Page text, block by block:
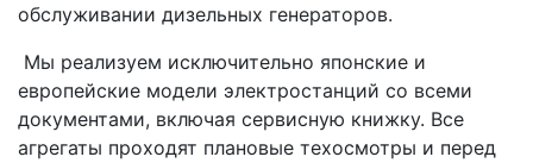
обслуживании дизельных генераторов.
Мы реализуем исключительно японские и
европейские модели электростанций со всеми
документами, включая сервисную книжку. Все
агрегаты проходят плановые техосмотры и перед